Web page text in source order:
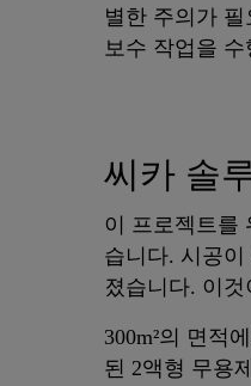
별한 주의가
보수 작업을
씨카 솔
이 프로젝트를
습니다. 시공
졌습니다. 이
300m²의 면적
된 2액형 무용